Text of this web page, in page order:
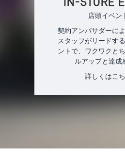
店頭イベン
契約アンバサダーによ
スタッフがリードす
ントで、ワクワクと
ルアップと達成
詳しくはこ